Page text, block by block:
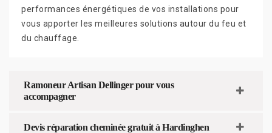
performances énergétiques de vos installations pour
vous apporter les meilleures solutions autour du feu et
du chauffage.
Ramoneur Artisan Dellinger pour vous
accompagner
Devis réparation cheminée gratuit à Hardinghen